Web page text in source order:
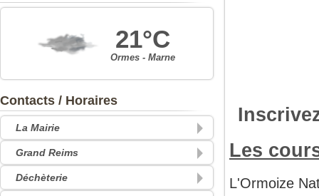
Les
L'Ormoize
21°C
Ormes - Marne
Contacts / Horaires
La Mairie
Grand Reims
Déchèterie